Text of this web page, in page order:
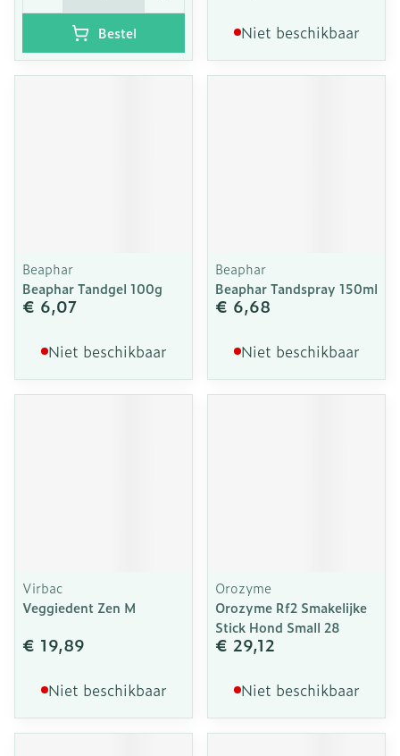
Bestel Niet beschikbaar
Beaphar
Beaphar Tandgel 100g
€ 6,07
Niet beschikbaar
Beaphar
Beaphar Tandspray 150ml
€ 6,68
Niet beschikbaar
Virbac
Veggiedent Zen M
€ 19,89
Niet beschikbaar
Orozyme
Orozyme Rf2 Smakelijke
Stick Hond Small 28
€ 29,12
Niet beschikbaar